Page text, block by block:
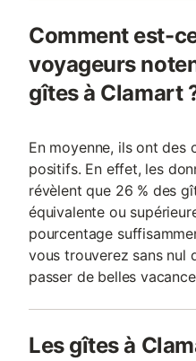
Comment est-
voyageurs
gîtes à Clamart
En moyenne, ils ont des
positifs. En effet, les
révèlent que 26 % des
équivalente ou
pourcentage
vous trouverez sans nul
passer de belles
Les gîtes à